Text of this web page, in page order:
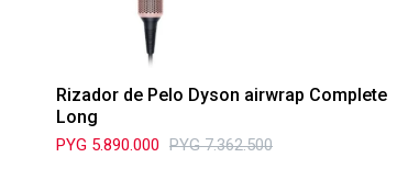
Rizador de Pelo Dyson airwrap Complete
Long
PYG 5.890.000 PYG 7.362.500